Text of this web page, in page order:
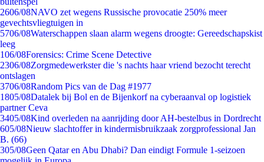
2606/08NAVO zet wegens Russische provocatie 250% meer
gevechtsvliegtuigen in
5706/08Waterschappen slaan alarm wegens droogte: Gereedschapskist
leeg
106/08Forensics: Crime Scene Detective
2306/08Zorgmedewerkster die 's nachts haar vriend bezocht terecht
ontslagen
3706/08Random Pics van de Dag #1977
1805/08Datalek bij Bol en de Bijenkorf na cyberaanval op logistiek
partner Ceva
3405/08Kind overleden na aanrijding door AH-bestelbus in Dordrecht
605/08Nieuw slachtoffer in kindermisbruikzaak zorgprofessional Jan
B. (66)
305/08Geen Qatar en Abu Dhabi? Dan eindigt Formule 1-seizoen